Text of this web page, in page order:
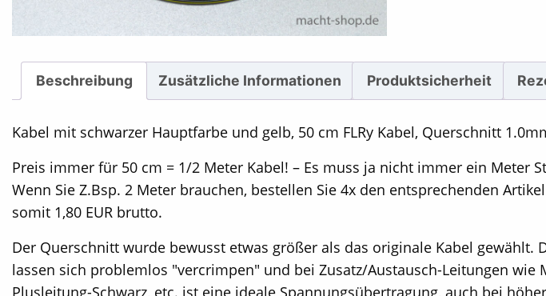
Beschreibung Zusätzliche Informationen Produktsicherheit
Kabel mit schwarzer Hauptfarbe und gelb, 50 cm FLRy Kabel, Querschnitt
Preis immer für 50 cm = 1/2 Meter Kabel! – Es muss ja nicht immer ein Meter
Wenn Sie Z.Bsp. 2 Meter brauchen, bestellen Sie 4x den entsprechenden
somit 1,80 EUR brutto.
Der Querschnitt wurde bewusst etwas größer als das originale Kabel gewählt.
lassen sich problemlos "vercrimpen" und bei Zusatz/Austausch-Leitungen wie
Plusleitung-Schwarz, etc. ist eine ideale Spannungsübertragung, auch bei